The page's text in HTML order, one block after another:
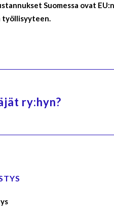
Suomessa ovat
työllisyyteen.
ry:hyn?